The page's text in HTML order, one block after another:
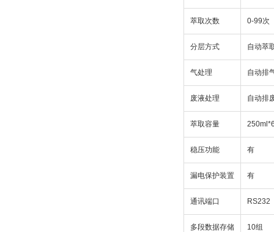
萃取次数 0-99次
分层方式 自动萃
气处理 自动排
废液处理 自动排
萃取容量
稳压功能 有
漏电保护装置 有
通讯端口 RS232
多段数据存储 10组